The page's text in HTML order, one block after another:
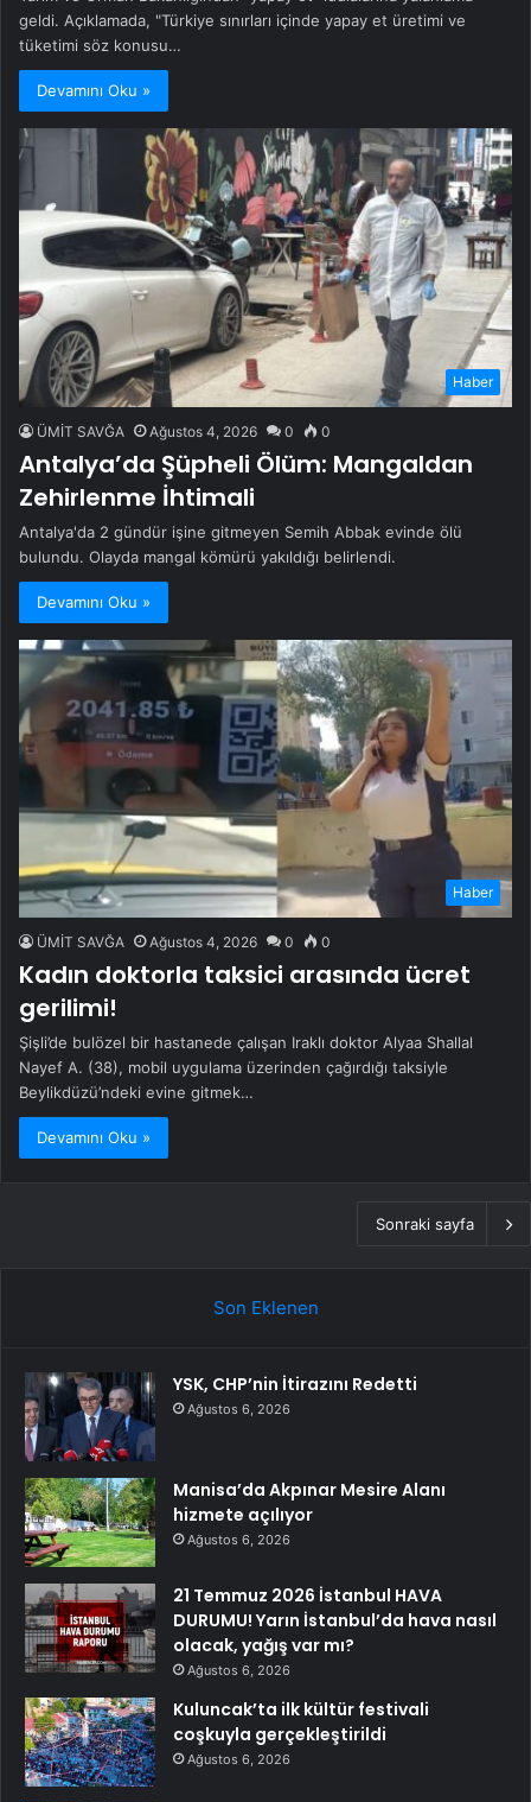
geldi. Açıklamada, "Türkiye sınırları içinde yapay et üretimi ve
tüketimi söz konusu…
Devamını Oku »
Haber
ÜMİT SAVĞA Ağustos 4, 2026 0 0
Antalya’da Şüpheli Ölüm: Mangaldan
Zehirlenme İhtimali
Antalya'da 2 gündür işine gitmeyen Semih Abbak evinde ölü
bulundu. Olayda mangal kömürü yakıldığı belirlendi.
Devamını Oku »
Haber
ÜMİT SAVĞA Ağustos 4, 2026 0 0
Kadın doktorla taksici arasında ücret
gerilimi!
Şişli’de bulözel bir hastanede çalışan Iraklı doktor Alyaa Shallal
Nayef A. (38), mobil uygulama üzerinden çağırdığı taksiyle
Beylikdüzü’ndeki evine gitmek…
Devamını Oku »
Sonraki sayfa
Son Eklenen
YSK, CHP’nin İtirazını Redetti
Ağustos 6, 2026
Manisa’da Akpınar Mesire Alanı
hizmete açılıyor
Ağustos 6, 2026
21 Temmuz 2026 İstanbul HAVA
DURUMU! Yarın İstanbul’da hava nasıl
olacak, yağış var mı?
Ağustos 6, 2026
Kuluncak’ta ilk kültür festivali
coşkuyla gerçekleştirildi
Ağustos 6, 2026